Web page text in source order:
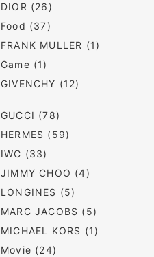
DIOR (26)
Food (37)
FRANK MULLER (1)
Game (1)
GIVENCHY (12)
GUCCI (78)
HERMES (59)
IWC (33)
JIMMY CHOO (4)
LONGINES (5)
MARC JACOBS (5)
MICHAEL KORS (1)
Movie (24)